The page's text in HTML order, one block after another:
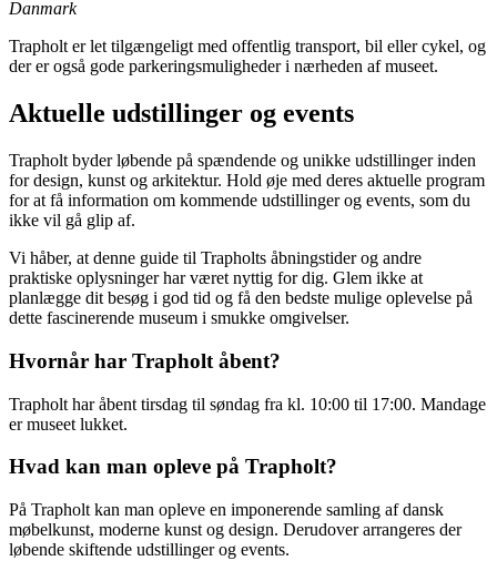
Danmark
Trapholt er let tilgængeligt med offentlig transport, bil eller cykel, og
der er også gode parkeringsmuligheder i nærheden af museet.
Aktuelle udstillinger og events
Trapholt byder løbende på spændende og unikke udstillinger inden
for design, kunst og arkitektur. Hold øje med deres aktuelle program
for at få information om kommende udstillinger og events, som du
ikke vil gå glip af.
Vi håber, at denne guide til Trapholts åbningstider og andre
praktiske oplysninger har været nyttig for dig. Glem ikke at
planlægge dit besøg i god tid og få den bedste mulige oplevelse på
dette fascinerende museum i smukke omgivelser.
Hvornår har Trapholt åbent?
Trapholt har åbent tirsdag til søndag fra kl. 10:00 til 17:00. Mandage
er museet lukket.
Hvad kan man opleve på Trapholt?
På Trapholt kan man opleve en imponerende samling af dansk
møbelkunst, moderne kunst og design. Derudover arrangeres der
løbende skiftende udstillinger og events.